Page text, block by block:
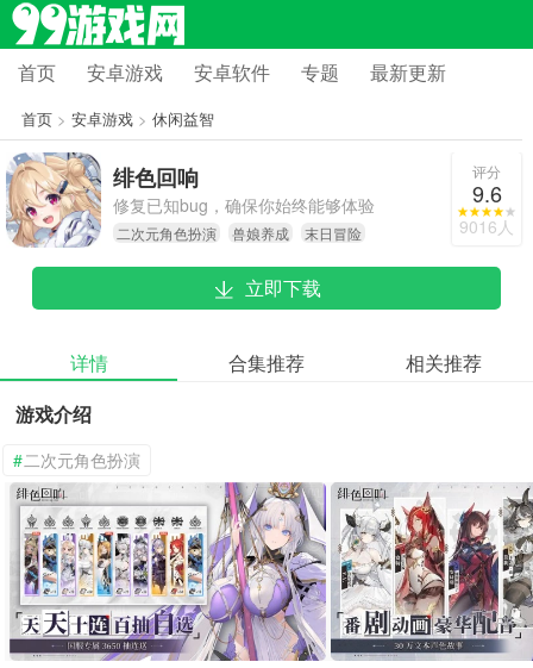
首页 安卓游戏 安卓软件 专题 最新更新
首页> 安卓游戏> 休闲益智
绯色回响
修复已知bug，确保你始终能够体验
到最新、最顺畅的游戏内容，快去更
新吧！
二次元角色扮演 兽娘养成 末日冒险
评分
9.6
9016人
立即下载
详情 合集推荐
相关推荐
游戏介绍
#二次元角色扮演